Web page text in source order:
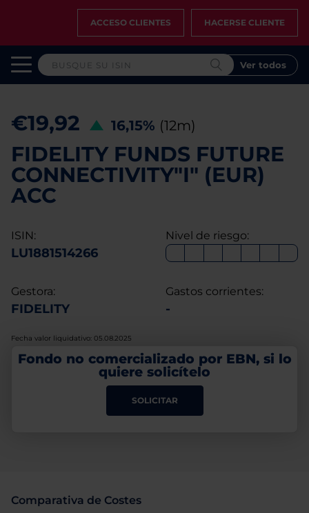
ACCESO CLIENTES HACERSE CLIENTE
Ver todos
€19,92 16,15% (12m)
FIDELITY FUNDS FUTURE
CONNECTIVITY"I" (EUR)
ACC
ISIN:
LU1881514266
Nivel de riesgo:
Gestora:
FIDELITY
Gastos corrientes:
-
Fecha valor liquidativo: 05.08.2025
Fondo no comercializado por EBN, si lo
quiere solicítelo
SOLICITAR
Comparativa de Costes